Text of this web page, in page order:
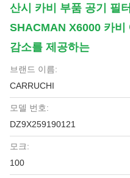
산시 카비 부품 공기 필
SHACMAN X6000 카비
감소를 제공하는
브랜드 이름:
CARRUCHI
모델 번호:
DZ9X259190121
모크:
100